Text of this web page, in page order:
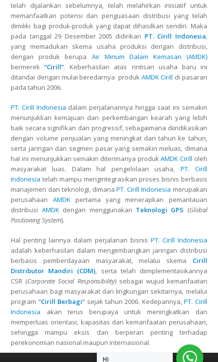
telah dijalankan sebelumnya, telah melahirkan inisiatif untuk
memanfaatkan potensi dan penguasaan distribusi yang telah
dimiliki bagi produk-produk yang dapat dihasilkan sendiri. Maka
pada tanggal 29 Desember 2005 didirikan PT. Cirill Indonesia,
yang memadukan skema usaha produksi dengan distribusi,
dengan produk berupa Air Minum Dalam Kemasan (AMDK)
bermerek“Cirill”. Keberhasilan atas rintisan usaha baru ini
ditandai dengan mulai beredarnya produk AMDK Cirill di pasaran
pada tahun 2006.
PT. Cirill Indonesia dalam perjalanannya hingga saat ini semakin
menunjukkan kemajuan dan perkembangan kearah yang lebih
baik secara signifikan dan progressif, sebagaimana diindikasikan
dengan volume penjualan yang meningkat dari tahun ke tahun,
serta jaringan dan segmen pasar yang semakin meluas, dimana
hal ini menunjukkan semakin diterimanya produkAMDK Cirill oleh
masyarakat luas. Dalam hal pengelolaan usaha, PT. Cirill
Indonesia telah mampu mengintegrasikan proses bisnis berbasis
manajemen dan teknologi, dimanaPT. Cirill Indonesia merupakan
perusahaan AMDK pertama yang menerapkan pemantauan
distribusi AMDKdengan menggunakan Teknologi GPS (Global
Positioning System).
Hal penting lainnya dalam perjalanan bisnis PT. Cirill Indonesia
adalah keberhasilan dalam mengembangkan jaringan distribusi
berbasis pemberdayaan masyarakat, melalui skema Cirill
Distributor Mandiri (CDM), serta telah diimplementasikannya
CSR (Corporate Social Responsibility) sebagai wujud kemanfaatan
perusahaan bagi masyarakat dan lingkungan sekitarnya, melalui
program “Cirill Berbagi“ sejak tahun 2006. Kedepannya,PT. Cirill
Indonesia akan terus berupaya untuk meningkatkan dan
memperluas orientasi, kapasitas dan kemanfaatan perusahaan,
sehingga mampu eksis dan berperan penting terhadap
perekonomian nasional maupun internasional.
Hi